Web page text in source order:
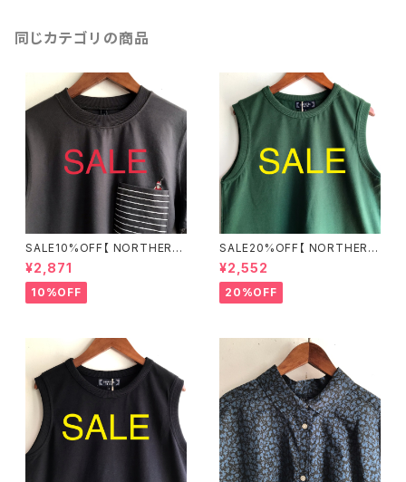
同じカテゴリの商品
SALE10%OFF【 NORTHERN
TRUCK 】マリンダイブポケット
Tシャツ チャコール Mサイズ N
EC56308【ノーザントラック】
¥2,871
10%OFF
SALE20%OFF【 NORTHERN
TRUCK 】綿100％ カノコタン
クトップ グリーン Mサイズ ND
CE6276【ノーザントラック】
¥2,552
20%OFF